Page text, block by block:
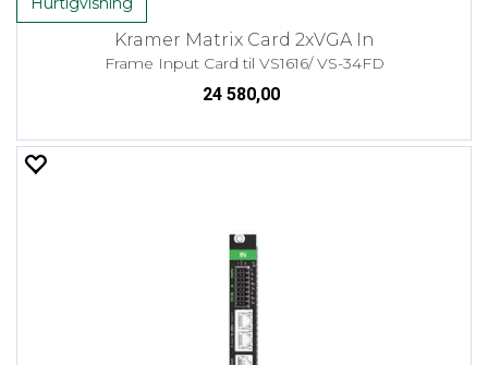
Kramer Matrix Card 2xVGA In
Frame Input Card til VS1616/ VS-34FD
24 580,00